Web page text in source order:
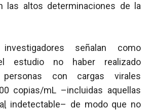
las altos determinaciones de la
señalan como
estudio no haber realizado
con cargas virales
copias/mL –incluidas aquellas
indetectable– de modo que no